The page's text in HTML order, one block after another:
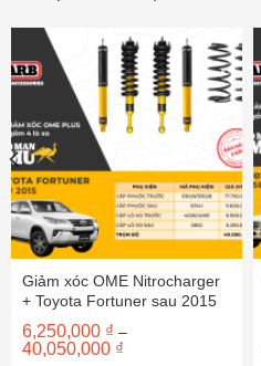
Giảm xóc OME Nitrocharger
+ Toyota Fortuner sau 2015
6,250,000 ₫ –
40,050,000 ₫